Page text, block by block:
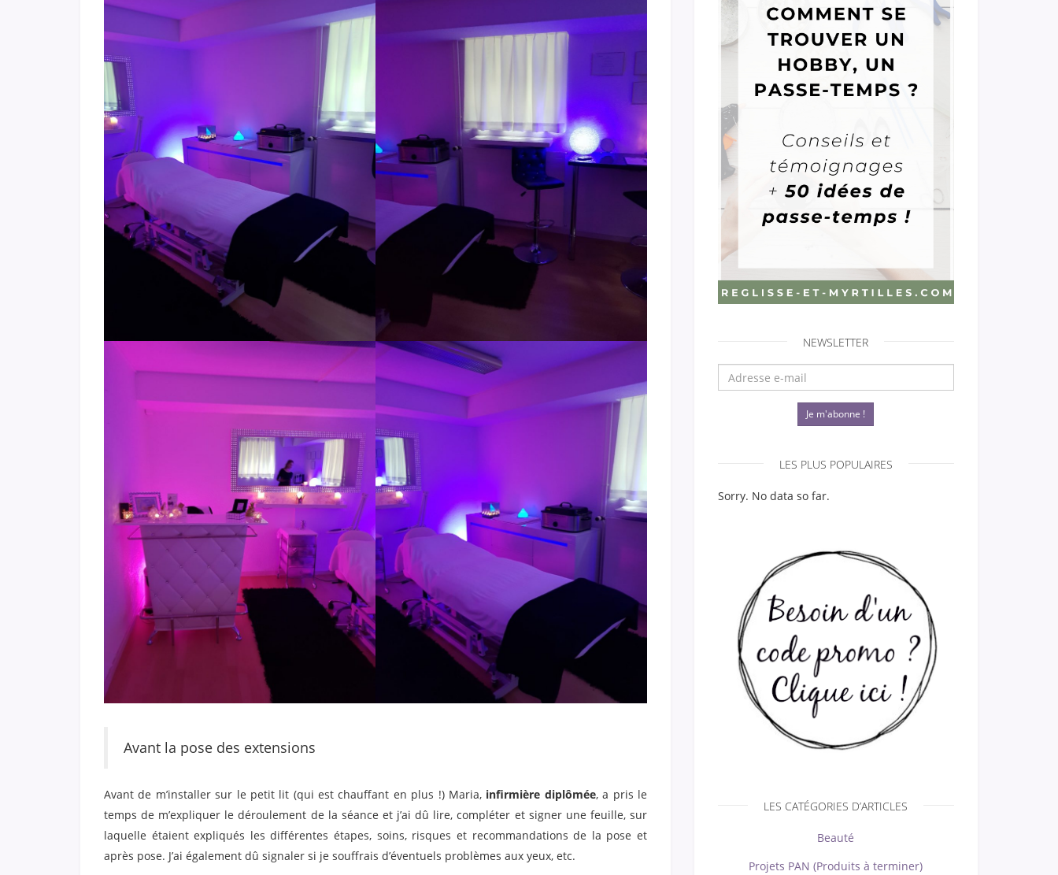
Avant la pose des extensions
Avant de m’installer sur le petit lit (qui est chauffant en plus !) Maria, infirmière diplômée, a pris le
temps de m’expliquer le déroulement de la séance et j’ai dû lire, compléter et signer une feuille, sur
laquelle étaient expliqués les différentes étapes, soins, risques et recommandations de la pose et
après pose. J’ai également dû signaler si je souffrais d’éventuels problèmes aux yeux, etc.
NEWSLETTER
Je m'abonne !
LES PLUS POPULAIRES
Sorry. No data so far.
LES CATÉGORIES D’ARTICLES
Beauté
Projets PAN (Produits à terminer)